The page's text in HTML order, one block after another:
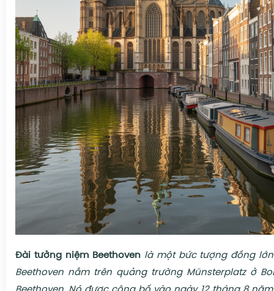
Đài tưởng niệm Beethoven là một bức tượng đồng
Beethoven nằm trên quảng trường Münsterplatz ở